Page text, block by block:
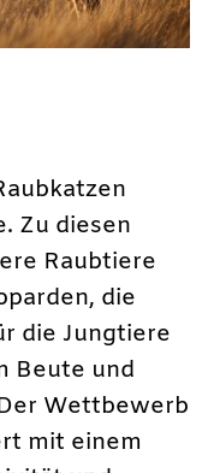
Zu diesen
Raubtiere
die
die Jungtiere
Beute und
Wettbewerb
mit einem